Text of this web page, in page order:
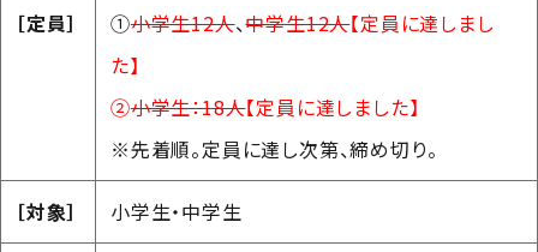
［定員］ ①小学生12人、中学生12人【定員に達しまし
た】
②小学生：18人【定員に達しました】
※先着順。定員に達し次第、締め切り。
［対象］ 小学生・中学生